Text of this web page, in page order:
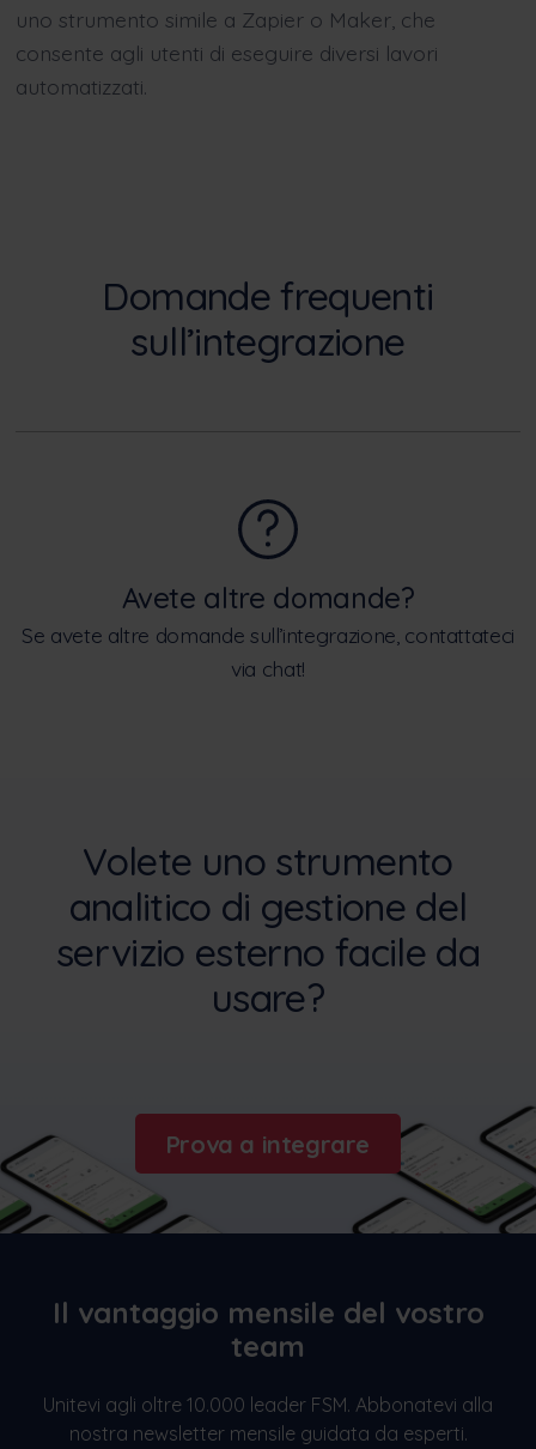
uno strumento simile a Zapier o Maker, che
consente agli utenti di eseguire diversi lavori
automatizzati.
Domande frequenti
sull’integrazione
Avete altre domande?
Se avete altre domande sull’integrazione, contattateci
via chat!
Volete uno strumento
analitico di gestione del
servizio esterno facile da
usare?
Prova a integrare
Il vantaggio mensile del vostro
team
Unitevi agli oltre 10.000 leader FSM. Abbonatevi alla
nostra newsletter mensile guidata da esperti.